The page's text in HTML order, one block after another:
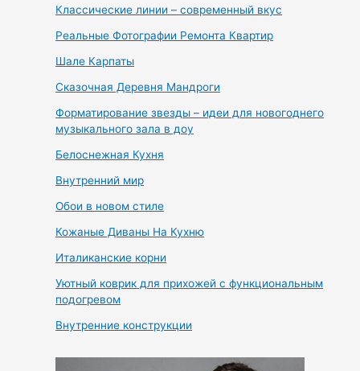
Классические линии – современный вкус
Реальные Фотографии Ремонта Квартир
Шале Карпаты
Сказочная Деревня Мандроги
Форматирование звезды – идеи для новогоднего
музыкального зала в доу
Белоснежная Кухня
Внутренний мир
Обои в новом стиле
Кожаные Диваны На Кухню
Италиканские корни
Уютный коврик для прихожей с функциональным
подогревом
Внутренние конструкции